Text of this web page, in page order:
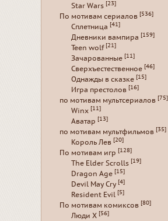
Star Wars [23]
По мотивам сериалов [536]
Сплетница [41]
Дневники вампира [159]
Teen wolf [21]
Зачарованные [11]
Сверхъестественное [46]
Однажды в сказке [15]
Игра престолов [16]
по мотивам мультсериалов [75]
Winx [11]
Аватар [13]
по мотивам мультфильмов [35]
Король Лев [20]
По мотивам игр [128]
The Elder Scrolls [19]
Dragon Age [15]
Devil May Cry [4]
Resident Evil [5]
По мотивам комиксов [80]
Люди Х [56]